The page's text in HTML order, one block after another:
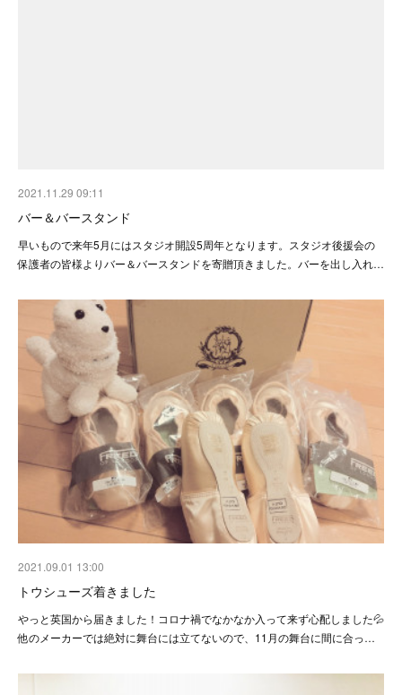
2021.11.29 09:11
バー＆バースタンド
早いもので来年5月にはスタジオ開設5周年となります。スタジオ後援会の
保護者の皆様よりバー＆バースタンドを寄贈頂きました。バーを出し入れ…
2021.09.01 13:00
トウシューズ着きました
やっと英国から届きました！コロナ禍でなかなか入って来ず心配しました💦
他のメーカーでは絶対に舞台には立てないので、11月の舞台に間に合っ…